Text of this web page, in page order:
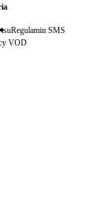
Regulamin SMS
VOD